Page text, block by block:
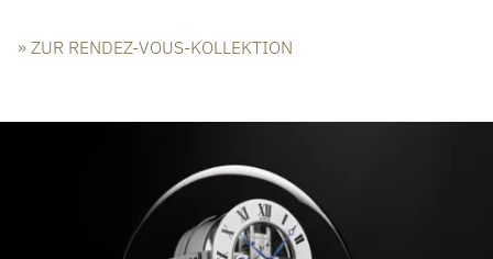
» ZUR RENDEZ-VOUS-KOLLEKTION